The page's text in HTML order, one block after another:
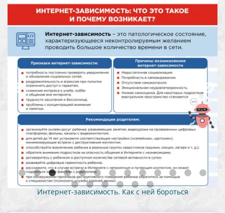
Интернет-зависимость. Как с ней бороться